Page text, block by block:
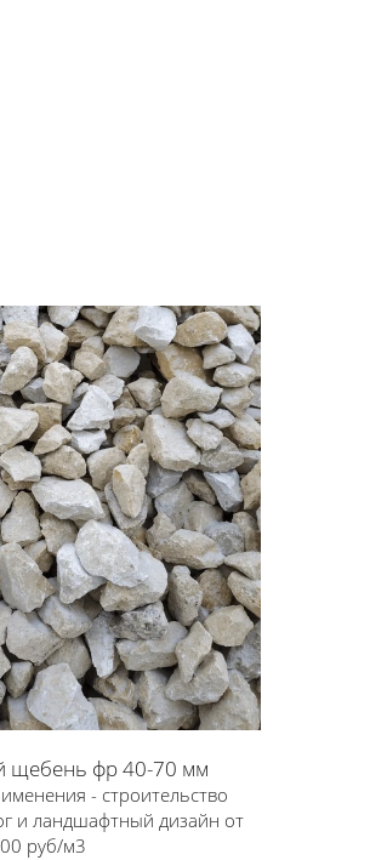
щебень фр 40-70 мм
- строительство
и ландшафтный дизайн от
руб/м3